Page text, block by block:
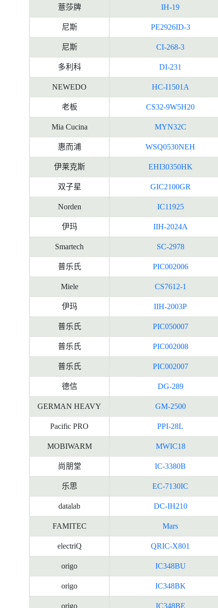
薏莎牌 IH-19
尼斯 PE2926ID-3
尼斯 CI-268-3
多利科 DI-231
NEWEDO HC-I1501A
老板 CS32-9W5H20
Mia Cucina MYN32C
惠而浦 WSQ0530NEH
伊莱克斯 EHI30350HK
双子星 GIC2100GR
Norden IC11925
伊玛 IIH-2024A
Smartech SC-2978
普乐氏 PIC002006
Miele CS7612-1
伊玛 IIH-2003P
普乐氏 PIC050007
普乐氏 PIC002008
普乐氏 PIC002007
德信 DG-289
GERMAN HEAVY GM-2500
Pacific PRO PPI-28L
MOBIWARM MWIC18
尚朋堂 IC-3380B
乐思 EC-7130IC
datalab DC-IH210
FAMITEC Mars
electriQ QRIC-X801
origo IC348BU
origo IC348BK
origo IC348BE